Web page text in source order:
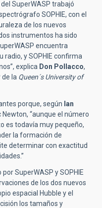
SuperWASP trabajó
SOPHIE, con el
de los nuevos
instrumentos ha sido
encuentra
y SOPHIE confirma
explica Don Pollacco,
la Queen´s University of
porque, según Ian
“aunque el número
es todavía muy pequeño,
la formación de
determinar con exactitud
SuperWASP y SOPHIE
de los dos nuevos
espacial Hubble y el
los tamaños y